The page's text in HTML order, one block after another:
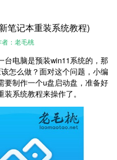
笔记本重装系统教程)
者：老毛桃
台电脑是预装win11系统的，那
怎么做？面对这个问题，小编
要制作一个u盘启动盘，准备好
系统教程来操作了。